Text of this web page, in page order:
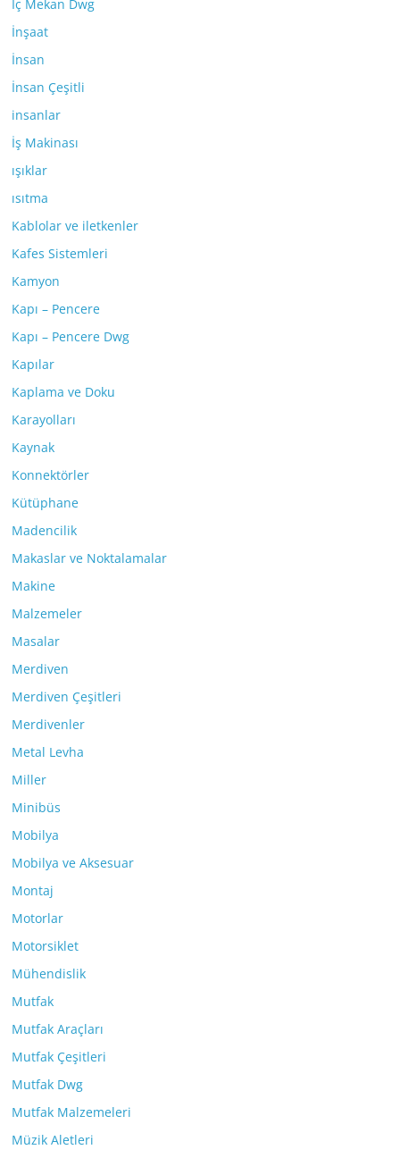
İç Mekan Dwg
İnşaat
İnsan
İnsan Çeşitli
insanlar
İş Makinası
ışıklar
ısıtma
Kablolar ve iletkenler
Kafes Sistemleri
Kamyon
Kapı – Pencere
Kapı – Pencere Dwg
Kapılar
Kaplama ve Doku
Karayolları
Kaynak
Konnektörler
Kütüphane
Madencilik
Makaslar ve Noktalamalar
Makine
Malzemeler
Masalar
Merdiven
Merdiven Çeşitleri
Merdivenler
Metal Levha
Miller
Minibüs
Mobilya
Mobilya ve Aksesuar
Montaj
Motorlar
Motorsiklet
Mühendislik
Mutfak
Mutfak Araçları
Mutfak Çeşitleri
Mutfak Dwg
Mutfak Malzemeleri
Müzik Aletleri